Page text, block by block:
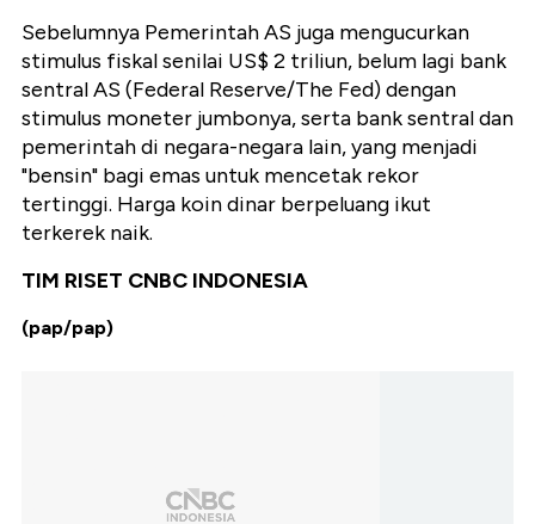
Sebelumnya Pemerintah AS juga mengucurkan
stimulus fiskal senilai US$ 2 triliun, belum lagi bank
sentral AS (Federal Reserve/The Fed) dengan
stimulus moneter jumbonya, serta bank sentral dan
pemerintah di negara-negara lain, yang menjadi
"bensin" bagi emas untuk mencetak rekor
tertinggi. Harga koin dinar berpeluang ikut
terkerek naik.
TIM RISET CNBC INDONESIA
(pap/pap)